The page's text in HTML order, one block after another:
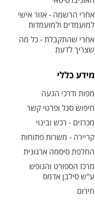
אחרי הרשמה - אזור אישי
למועמדים ולמועמדות
אחרי שהתקבלת - כל מה
שצריך לדעת
מידע כללי
מפות ודרכי הגעה
חיפוש סגל ופרטי קשר
מכרזים - רכש ובינוי
קריירה - משרות פתוחות
החלפת סיסמה ארגונית
מרכז הספורט והנופש
ע"ש סילבן אדמס
חירום